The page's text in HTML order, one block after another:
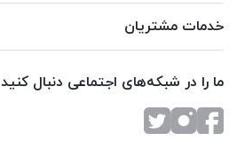
خدمات مشتریان
ما را در شبکه‌های اجتماعی دنبال کنید